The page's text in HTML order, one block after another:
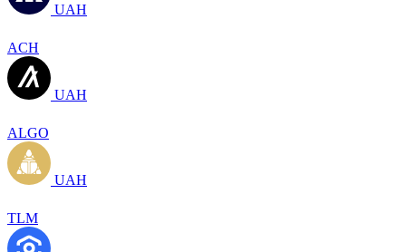
UAH
ACH
UAH
ALGO
UAH
TLM